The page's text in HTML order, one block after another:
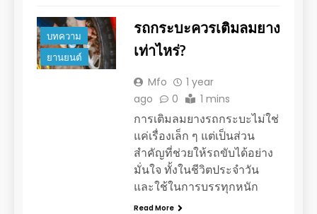
บทความ
ยานยนต์
รถกระบะควรเติมลมยาง
เท่าไหร่?
Mfo
1 year
ago
0 1 mins
การเติมลมยางรถกระบะไม่ใช่
แค่เรื่องเล็ก ๆ แต่เป็นส่วน
สำคัญที่ช่วยให้รถขับได้อย่าง
มั่นใจ ทั้งในชีวิตประจำวัน
และใช้ในการบรรทุกหนัก
Read More